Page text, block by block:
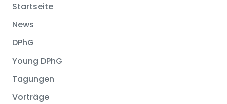
Startseite
News
DPhG
Young DPhG
Tagungen
Vorträge